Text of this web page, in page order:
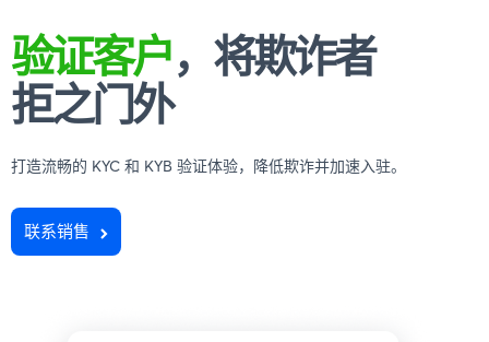
验证客户，将欺诈者
拒之门外
打造流畅的 KYC 和 KYB 验证体验，降低欺诈并加速入驻。
联系销售